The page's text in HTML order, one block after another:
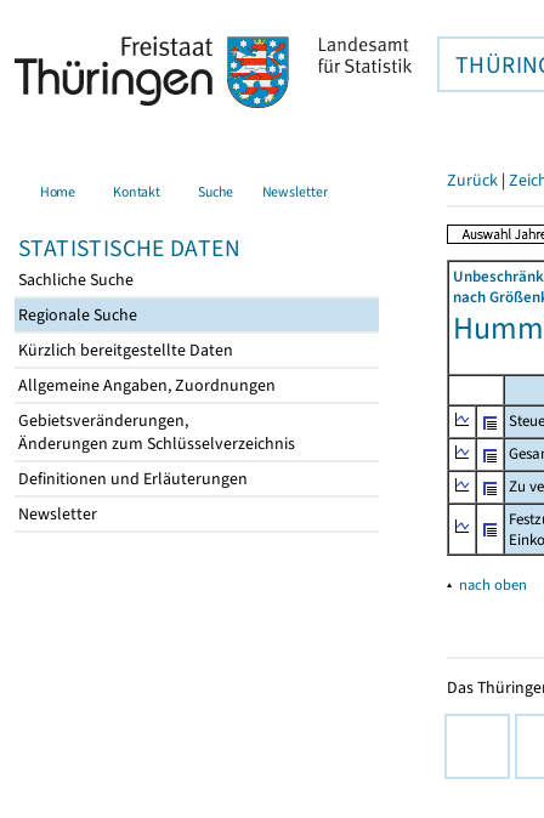
Home Kontakt Suche Newsletter
STATISTISCHE DATEN
Sachliche Suche
Regionale Suche
Kürzlich bereitgestellte Daten
Allgemeine Angaben, Zuordnungen
Gebietsveränderungen,
Änderungen zum Schlüsselverzeichnis
Definitionen und Erläuterungen
Newsletter
Zurück |
nach
Zu
▴ nach oben
Das